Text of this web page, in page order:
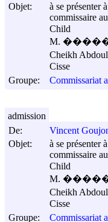
Objet:
à se présenter
commissaire
Child
M.
Cheikh
Cisse
Groupe:
Commissariat
De:
Vincent
Objet:
à se présenter
commissaire
Child
M.
Cheikh
Cisse
Groupe:
Commissariat
admission